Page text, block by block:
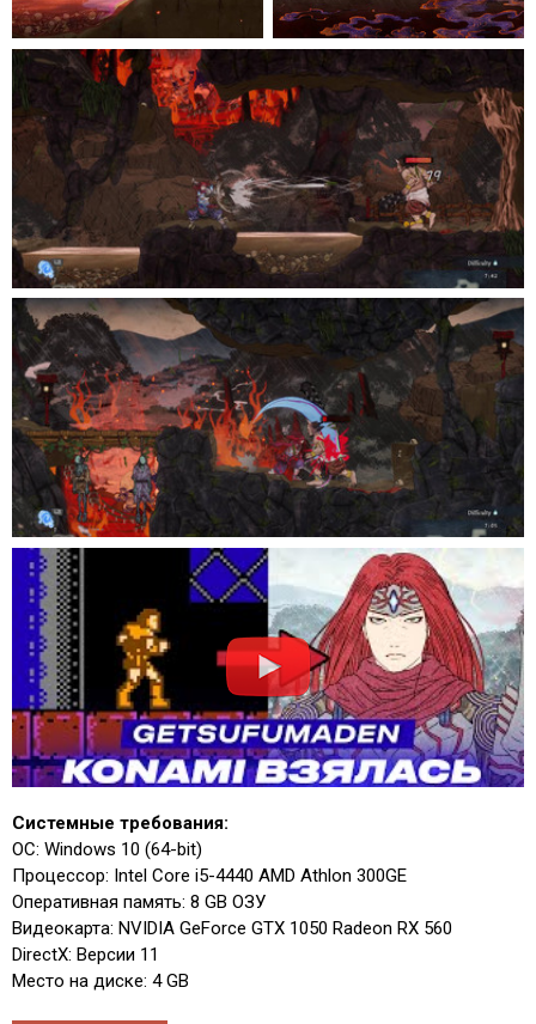
Системные требования:
ОС: Windows 10 (64-bit)
Процессор: Intel Core i5-4440 AMD Athlon 300GE
Оперативная память: 8 GB ОЗУ
Видеокарта: NVIDIA GeForce GTX 1050 Radeon RX 560
DirectX: Версии 11
Место на диске: 4 GB